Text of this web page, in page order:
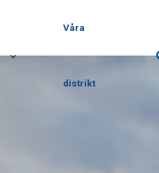
Våra
distrikt